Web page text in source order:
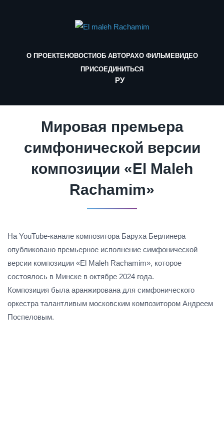
О ПРОЕКТЕНОВОСТИОБ АВТОРАХО ФИЛЬМЕВИДЕО
ПРИСОЕДИНИТЬСЯ
РУ
Мировая премьера
симфонической версии
композиции «El Maleh
Rachamim»
На YouTube-канале композитора Баруха Берлинера
опубликовано премьерное исполнение симфонической
версии композиции «El Maleh Rachamim», которое
состоялось в Минске в октябре 2024 года.
Композиция была аранжирована для симфонического
оркестра талантливым московским композитором Андреем
Поспеловым.